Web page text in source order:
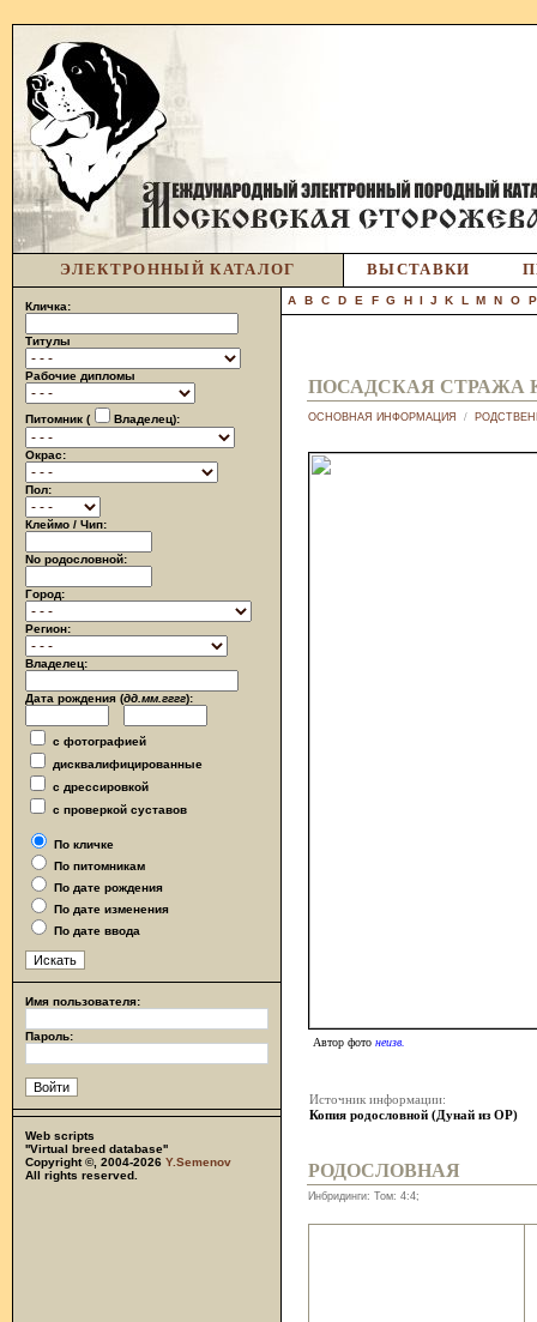
ЭЛЕКТРОННЫЙ КАТАЛОГ ВЫСТАВКИ
Кличка:
Титулы
Рабочие дипломы
Питомник ( Владелец):
Окрас:
Пол:
Клеймо / Чип:
No родословной:
Город:
Регион:
Владелец:
Дата рождения (дд.мм.гггг):
с фотографией
дисквалифицированные
с дрессировкой
с проверкой суставов
По кличке
По питомникам
По дате рождения
По дате изменения
По дате ввода
Имя пользователя:
Пароль:
Web scripts
''Virtual breed database''
Copyright ©, 2004-2026 Y.Semenov
All rights reserved.
A B C D E F G H I J K L M N O P
ПОСАДСКАЯ СТРАЖА
ОСНОВНАЯ ИНФОРМАЦИЯ /
Автор фото неизв.
Источник информации:
Копия родословной (Дунай из ОР)
РОДОСЛОВНАЯ
Инбридинги: Том: 4:4;